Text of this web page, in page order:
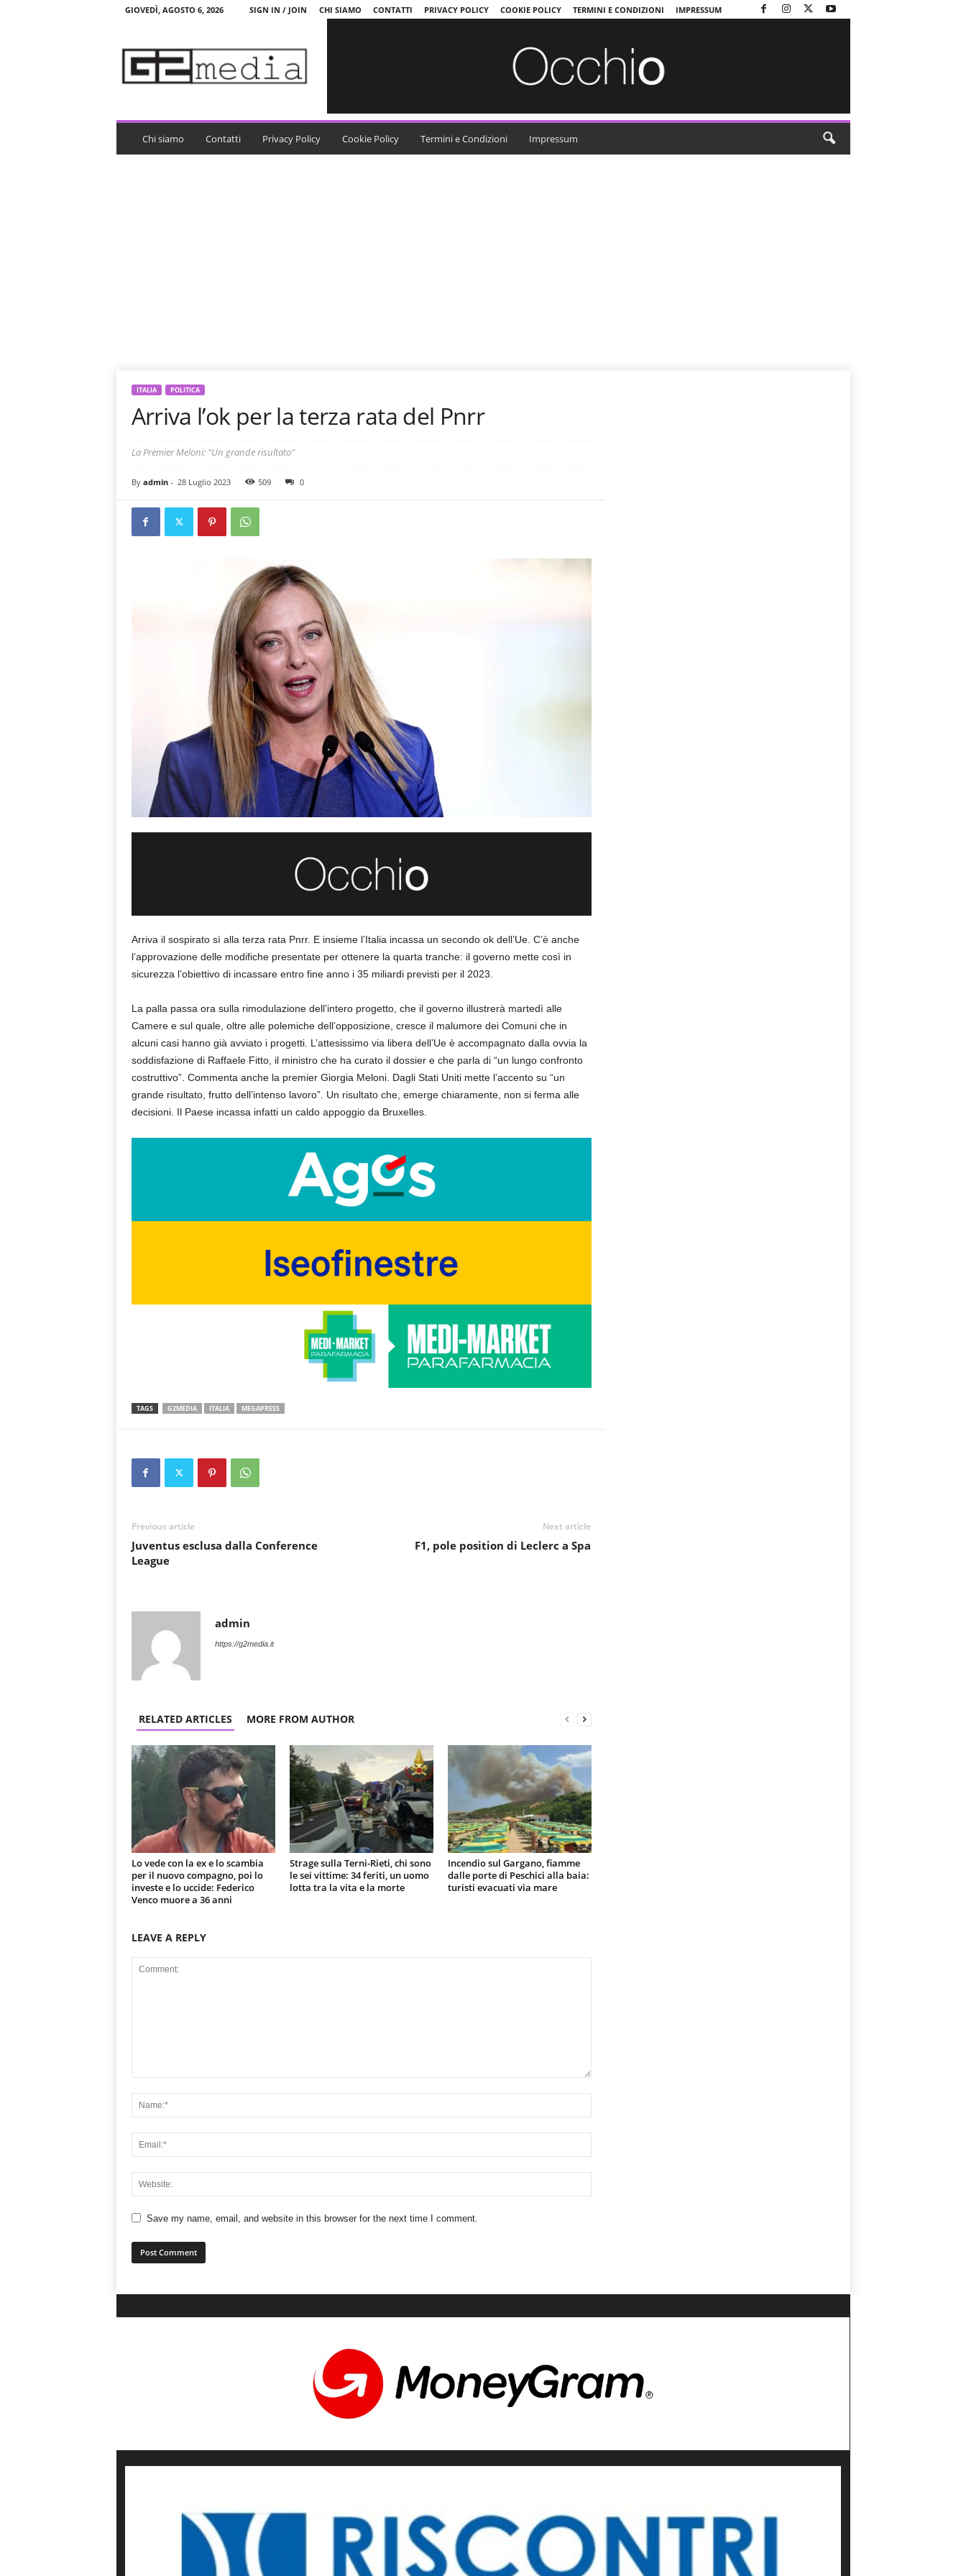
GIOVEDÌ, AGOSTO 6, 2026 SIGN IN / JOIN CHI SIAMO CONTATTI PRIVACY POLICY COOKIE POLICY TERMINI E CONDIZIONI IMPRESSUM
a
Chi siamo Contatti Privacy Policy Cookie Policy Termini e Condizioni Impressum
ITALIA POLITICA
Arriva l’ok per la terza rata del Pnrr
La Premier Meloni: "Un grande risultato"
By admin- 28 Luglio 2023 509 0
Arriva il sospirato sì alla terza rata Pnrr. E insieme l’Italia incassa un secondo ok dell’Ue. C’è anche
l’approvazione delle modifiche presentate per ottenere la quarta tranche: il governo mette così in
sicurezza l’obiettivo di incassare entro fine anno i 35 miliardi previsti per il 2023.
La palla passa ora sulla rimodulazione dell’intero progetto, che il governo illustrerà martedì alle
Camere e sul quale, oltre alle polemiche dell’opposizione, cresce il malumore dei Comuni che in
alcuni casi hanno già avviato i progetti. L’attesissimo via libera dell’Ue è accompagnato dalla ovvia la
soddisfazione di Raffaele Fitto, il ministro che ha curato il dossier e che parla di “un lungo confronto
costruttivo”. Commenta anche la premier Giorgia Meloni. Dagli Stati Uniti mette l’accento su “un
grande risultato, frutto dell’intenso lavoro”. Un risultato che, emerge chiaramente, non si ferma alle
decisioni. Il Paese incassa infatti un caldo appoggio da Bruxelles.
TAGS G2MEDIA ITALIA MEGAPRESS
Previous article
Juventus esclusa dalla Conference
League
Next article
F1, pole position di Leclerc a Spa
admin
https://g2media.it
RELATED ARTICLES MORE FROM AUTHOR
Lo vede con la ex e lo scambia
per il nuovo compagno, poi lo
investe e lo uccide: Federico
Venco muore a 36 anni
Strage sulla Terni-Rieti, chi sono
le sei vittime: 34 feriti, un uomo
lotta tra la vita e la morte
Incendio sul Gargano, fiamme
dalle porte di Peschici alla baia:
turisti evacuati via mare
LEAVE A REPLY
Save my name, email, and website in this browser for the next time I comment.